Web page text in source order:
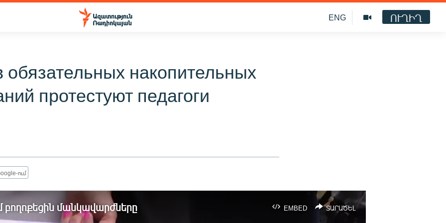
ENG ՈՒՂԻՂ
обязательных накопительных
протестуют педагоги
ում
EMBED ՏԱՐԱԾԵԼ
մանկավարժները